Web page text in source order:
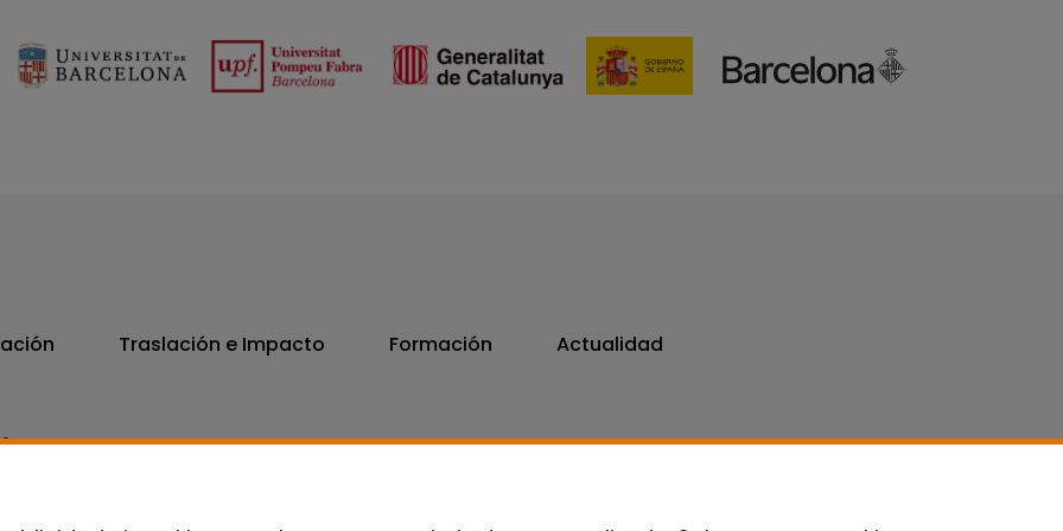
Traslación e Impacto Formación Actualidad